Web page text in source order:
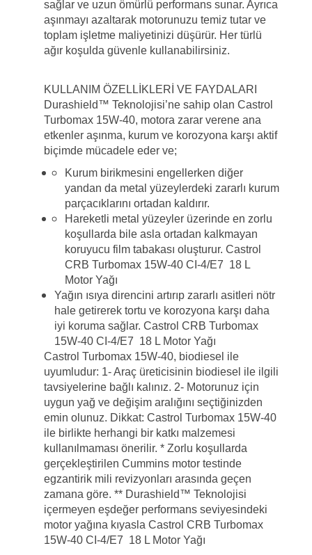
sağlar ve uzun ömürlü performans sunar. Ayrıca
aşınmayı azaltarak motorunuzu temiz tutar ve
toplam işletme maliyetinizi düşürür. Her türlü
ağır koşulda güvenle kullanabilirsiniz.
KULLANIM ÖZELLİKLERİ VE FAYDALARI
Durashield™ Teknolojisi’ne sahip olan Castrol
Turbomax 15W-40, motora zarar verene ana
etkenler aşınma, kurum ve korozyona karşı aktif
biçimde mücadele eder ve;
Kurum birikmesini engellerken diğer
yandan da metal yüzeylerdeki zararlı kurum
parçacıklarını ortadan kaldırır.
Hareketli metal yüzeyler üzerinde en zorlu
koşullarda bile asla ortadan kalkmayan
koruyucu film tabakası oluşturur. Castrol
CRB Turbomax 15W-40 CI-4/E7 18 L
Motor Yağı
Yağın ısıya direncini artırıp zararlı asitleri nötr
hale getirerek tortu ve korozyona karşı daha
iyi koruma sağlar. Castrol CRB Turbomax
15W-40 CI-4/E7 18 L Motor Yağı
Castrol Turbomax 15W-40, biodiesel ile
uyumludur: 1- Araç üreticisinin biodiesel ile ilgili
tavsiyelerine bağlı kalınız. 2- Motorunuz için
uygun yağ ve değişim aralığını seçtiğinizden
emin olunuz. Dikkat: Castrol Turbomax 15W-40
ile birlikte herhangi bir katkı malzemesi
kullanılmaması önerilir. * Zorlu koşullarda
gerçekleştirilen Cummins motor testinde
egzantirik mili revizyonları arasında geçen
zamana göre. ** Durashield™ Teknolojisi
içermeyen eşdeğer performans seviyesindeki
motor yağına kıyasla Castrol CRB Turbomax
15W-40 CI-4/E7 18 L Motor Yağı